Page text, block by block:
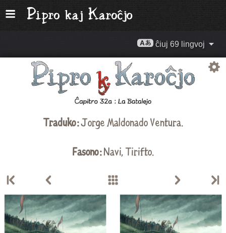
ĉiuj 69 lingvoj
Traduko :Jorge Maldonado Ventura.
Fasono :Navi,Tirifto.